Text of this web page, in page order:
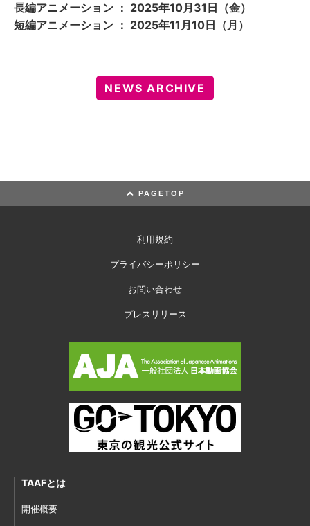
長編アニメーション ： 2025年10月31日（金）
短編アニメーション ： 2025年11月10日（月）
NEWS ARCHIVE
PAGETOP
利用規約
プライバシーポリシー
お問い合わせ
プレスリリース
TAAFとは
開催概要